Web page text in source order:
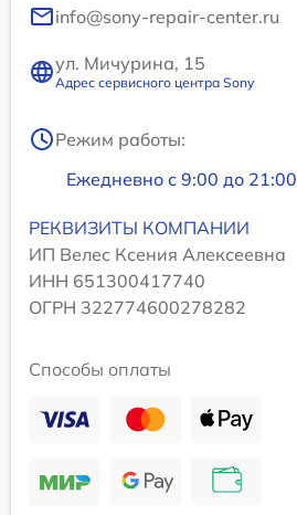
info@sony-repair-center.ru
ул. Мичурина, 15
Адрес сервисного центра Sony
Режим работы:
Ежедневно с 9:00 до 21:00
РЕКВИЗИТЫ КОМПАНИИ
ИП Велес Ксения Алексеевна
ИНН 651300417740
ОГРН 322774600278282
Способы оплаты